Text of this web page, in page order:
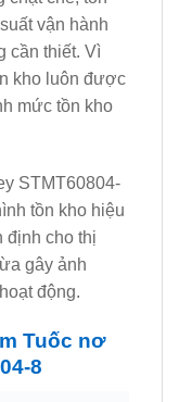
vận hành
cần thiết. Vì
kho luôn được
mức tồn kho
STMT60804-
tồn kho hiệu
định cho thị
gây ảnh
động.
Tuốc nơ
8